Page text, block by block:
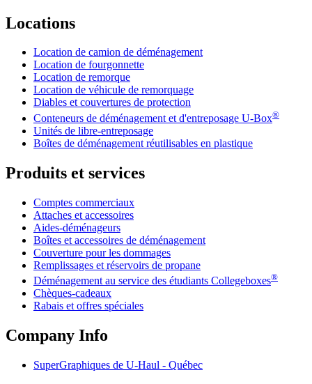
Locations
Location de camion de déménagement
Location de fourgonnette
Location de remorque
Location de véhicule de remorquage
Diables et couvertures de protection
Conteneurs de déménagement et d'entreposage U-Box®
Unités de libre-entreposage
Boîtes de déménagement réutilisables en plastique
Produits et services
Comptes commerciaux
Attaches et accessoires
Aides-déménageurs
Boîtes et accessoires de déménagement
Couverture pour les dommages
Remplissages et réservoirs de propane
Déménagement au service des étudiants Collegeboxes®
Chèques-cadeaux
Rabais et offres spéciales
Company Info
SuperGraphiques de U-Haul - Québec